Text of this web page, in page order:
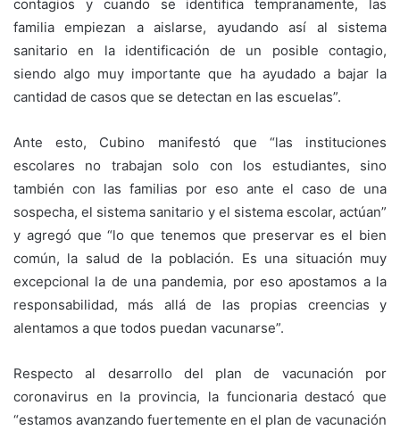
contagios y cuando se identifica tempranamente, las
familia empiezan a aislarse, ayudando así al sistema
sanitario en la identificación de un posible contagio,
siendo algo muy importante que ha ayudado a bajar la
cantidad de casos que se detectan en las escuelas”.
Ante esto, Cubino manifestó que “las instituciones
escolares no trabajan solo con los estudiantes, sino
también con las familias por eso ante el caso de una
sospecha, el sistema sanitario y el sistema escolar, actúan”
y agregó que “lo que tenemos que preservar es el bien
común, la salud de la población. Es una situación muy
excepcional la de una pandemia, por eso apostamos a la
responsabilidad, más allá de las propias creencias y
alentamos a que todos puedan vacunarse”.
Respecto al desarrollo del plan de vacunación por
coronavirus en la provincia, la funcionaria destacó que
“estamos avanzando fuertemente en el plan de vacunación